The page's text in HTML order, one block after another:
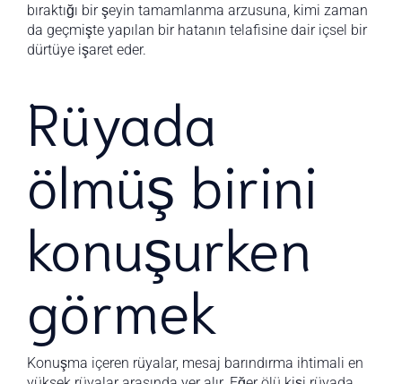
bıraktığı bir şeyin tamamlanma arzusuna, kimi zaman
da geçmişte yapılan bir hatanın telafisine dair içsel bir
dürtüye işaret eder.
Rüyada
ölmüş birini
konuşurken
görmek
Konuşma içeren rüyalar, mesaj barındırma ihtimali en